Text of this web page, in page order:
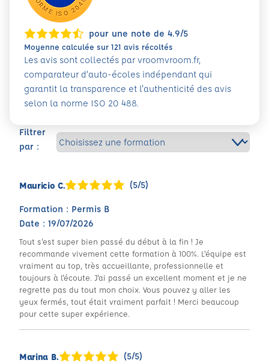
Filtrer
par :
Mauricio C. (5/5)
Formation : Permis B
Date : 19/07/2026
Tout s'est super bien passé du début à la fin ! Je
recommande vivement cette formation à 100%. L'équipe est
vraiment au top, très accueillante, professionnelle et
toujours à l'écoute. J'ai passé un excellent moment et je ne
regrette pas du tout mon choix. Vous pouvez y aller les
yeux fermés, tout était vraiment parfait ! Merci beaucoup
pour cette super expérience.
Marina B. (5/5)
pour une note de 4.9/5
Moyenne calculée sur 121 avis récoltés
Les avis sont collectés par vroomvroom.fr,
comparateur d’auto-écoles indépendant qui
garantit la transparence et l'authenticité des avis
selon la norme ISO 20 488.